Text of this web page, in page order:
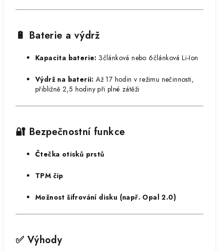
🔋 Baterie a výdrž
Kapacita baterie: 3článková nebo 6článková Li-Ion
Výdrž na baterii: Až 17 hodin v režimu nečinnosti,
přibližně 2,5 hodiny při plné zátěži
🔐 Bezpečnostní funkce
Čtečka otisků prstů
TPM čip
Možnost šifrování disku (např. Opal 2.0)
✅ Výhody